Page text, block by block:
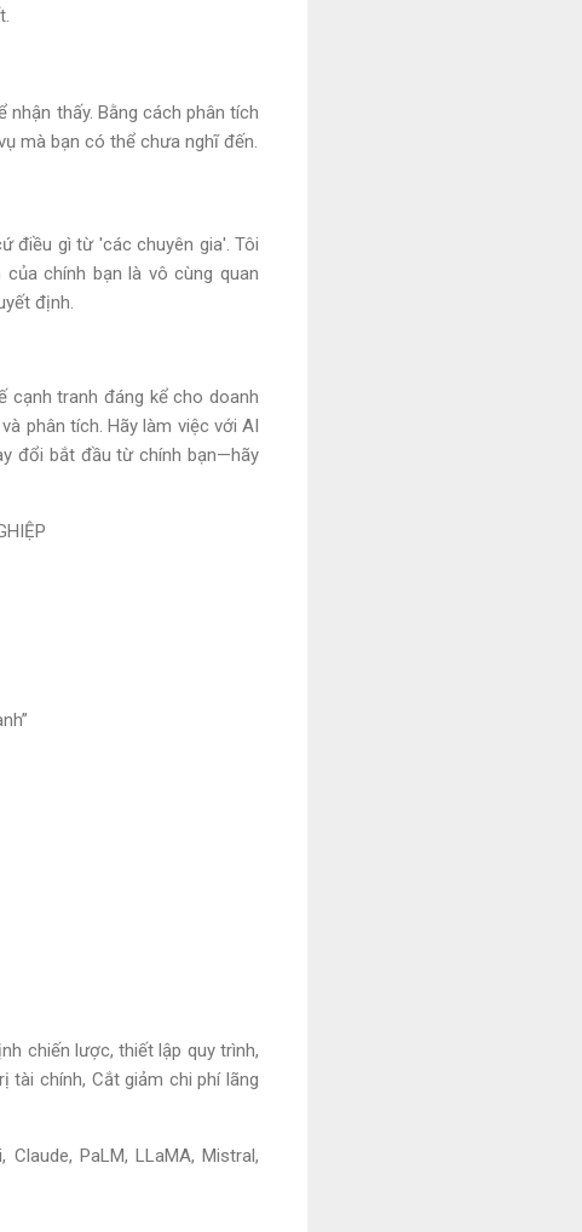
thấy. Bằng cách phân tích
mà bạn có thể chưa nghĩ đến.
điều gì từ 'các chuyên gia'. Tôi
chính bạn là vô cùng quan
định.
cạnh tranh đáng kể cho doanh
phân tích. Hãy làm việc với AI
đổi bắt đầu từ chính bạn—hãy
chiến lược, thiết lập quy trình,
tài chính, Cắt giảm chi phí lãng
PaLM, LLaMA, Mistral,